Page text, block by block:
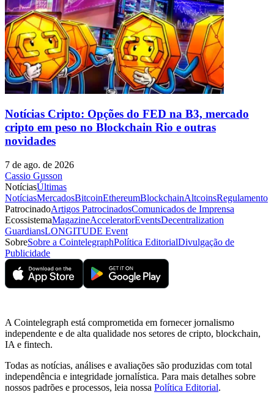
Notícias Cripto: Opções do FED na B3, mercado
cripto em peso no Blockchain Rio e outras
novidades
7 de ago. de 2026
Cassio Gusson
NotíciasÚltimas
NotíciasMercadosBitcoinEthereumBlockchainAltcoinsRegulamento
PatrocinadoArtigos PatrocinadosComunicados de Imprensa
EcossistemaMagazineAcceleratorEventsDecentralization
GuardiansLONGITUDE Event
SobreSobre a CointelegraphPolítica EditorialDivulgação de
Publicidade
A Cointelegraph está comprometida em fornecer jornalismo
independente e de alta qualidade nos setores de cripto, blockchain,
IA e fintech.
Todas as notícias, análises e avaliações são produzidas com total
independência e integridade jornalística. Para mais detalhes sobre
nossos padrões e processos, leia nossa Política Editorial.